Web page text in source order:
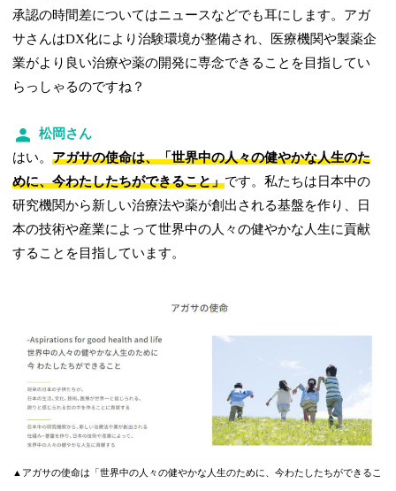
承認の時間差についてはニュースなどでも耳にします。アガ
サさんはDX化により治験環境が整備され、医療機関や製薬企
業がより良い治療や薬の開発に専念できることを目指してい
らっしゃるのですね？
松岡さん
はい。アガサの使命は、「世界中の人々の健やかな人生のた
めに、今わたしたちができること」です。私たちは日本中の
研究機関から新しい治療法や薬が創出される基盤を作り、日
本の技術や産業によって世界中の人々の健やかな人生に貢献
することを目指しています。
▲アガサの使命は「世界中の人々の健やかな人生のために、今わたしたちができるこ